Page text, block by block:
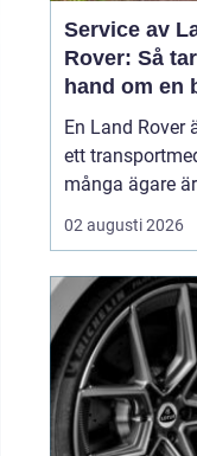
Service av
Rover: Så
hand om en
byggd för
uppdrag
En Land Rover
ett
många ägare
arbetsredskap,
fritidsprojekt
spelar service
avgörande roll.
skött kan...
02 augusti 2026